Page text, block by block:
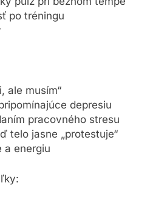
po tréningu
ale musím“
depresiu
pracovného stresu
telo jasne „protestuje“
a energiu